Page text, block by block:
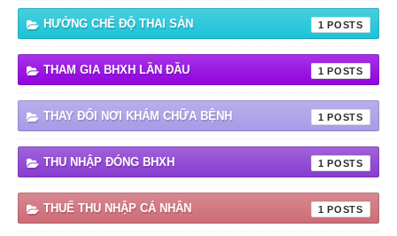
HƯỞNG CHẾ ĐỘ THAI SẢN 1
THAM GIA BHXH LẦN ĐẦU 1
THAY ĐỔI NƠI KHÁM CHỮA BỆNH 1
THU NHẬP ĐÓNG BHXH 1
THUẾ THU NHẬP CÁ NHÂN 1